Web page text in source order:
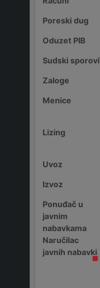
Poreski dug
Oduzet PIB
Sudski sporovi
Zaloge
Menice
Lizing
Uvoz
Izvoz
Ponuđač u
javnim
nabavkama
Naručilac
javnih nabavki